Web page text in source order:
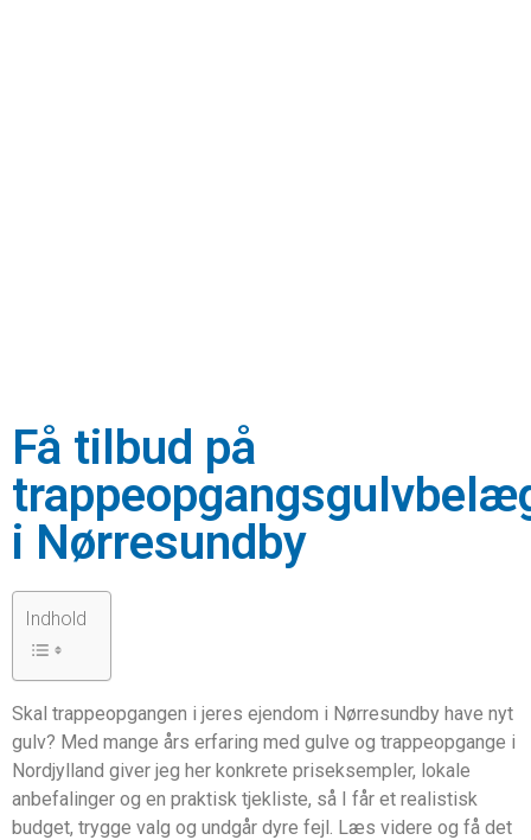
Få tilbud på
i Nørresundby
Indhold
Skal trappeopgangen i jeres ejendom i Nørresundby have nyt
gulv? Med mange års erfaring med gulve og trappeopgange i
Nordjylland giver jeg her konkrete priseksempler, lokale
anbefalinger og en praktisk tjekliste, så I får et realistisk
budget, trygge valg og undgår dyre fejl. Læs videre og få det